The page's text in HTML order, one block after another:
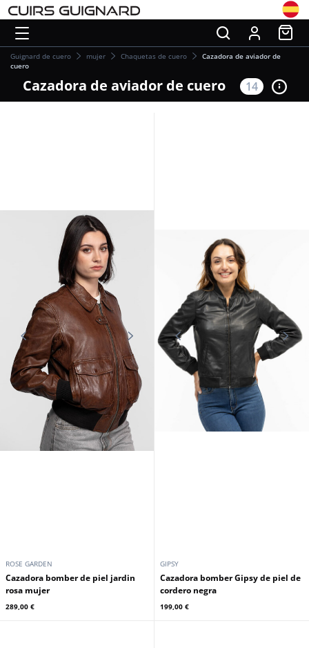
Guignard de cuero mujer Chaquetas de cuero
Cazadora de aviador de
cuero
Cazadora de aviador de cuero 14
ROSE GARDEN
Cazadora bomber de piel jardin
rosa mujer
289,00 €
GIPSY
Cazadora bomber Gipsy de piel de
cordero negra
199,00 €